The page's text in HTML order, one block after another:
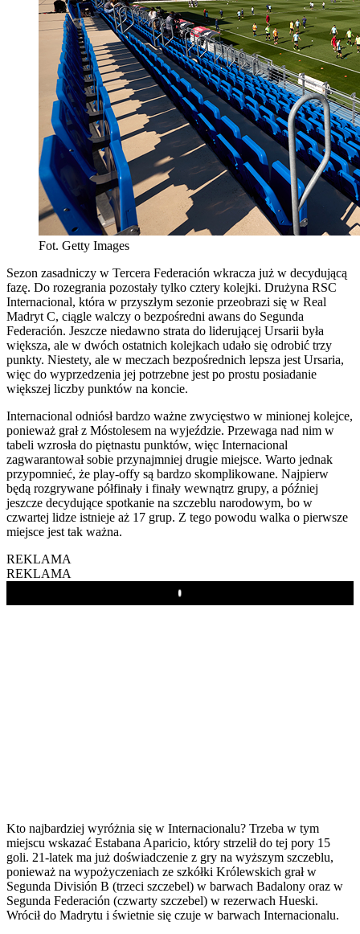
Fot. Getty Images
Sezon zasadniczy w Tercera Federación wkracza już w decydującą
fazę. Do rozegrania pozostały tylko cztery kolejki. Drużyna RSC
Internacional, która w przyszłym sezonie przeobrazi się w Real
Madryt C, ciągle walczy o bezpośredni awans do Segunda
Federación. Jeszcze niedawno strata do liderującej Ursarii była
większa, ale w dwóch ostatnich kolejkach udało się odrobić trzy
punkty. Niestety, ale w meczach bezpośrednich lepsza jest Ursaria,
więc do wyprzedzenia jej potrzebne jest po prostu posiadanie
większej liczby punktów na koncie.
Internacional odniósł bardzo ważne zwycięstwo w minionej kolejce,
ponieważ grał z Móstolesem na wyjeździe. Przewaga nad nim w
tabeli wzrosła do piętnastu punktów, więc Internacional
zagwarantował sobie przynajmniej drugie miejsce. Warto jednak
przypomnieć, że play-offy są bardzo skomplikowane. Najpierw
będą rozgrywane półfinały i finały wewnątrz grupy, a później
jeszcze decydujące spotkanie na szczeblu narodowym, bo w
czwartej lidze istnieje aż 17 grup. Z tego powodu walka o pierwsze
miejsce jest tak ważna.
REKLAMA
REKLAMA
Play
Kto najbardziej wyróżnia się w Internacionalu? Trzeba w tym
miejscu wskazać Estabana Aparicio, który strzelił do tej pory 15
goli. 21-latek ma już doświadczenie z gry na wyższym szczeblu,
ponieważ na wypożyczeniach ze szkółki Królewskich grał w
Segunda División B (trzeci szczebel) w barwach Badalony oraz w
Segunda Federación (czwarty szczebel) w rezerwach Hueski.
Wrócił do Madrytu i świetnie się czuje w barwach Internacionalu.